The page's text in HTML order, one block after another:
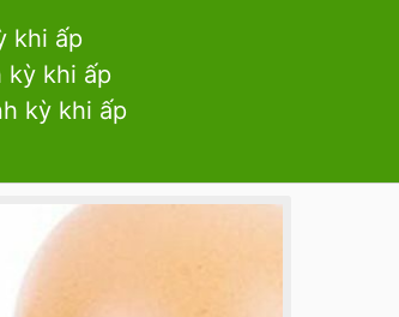
khi ấp
kỳ khi ấp
kỳ khi ấp